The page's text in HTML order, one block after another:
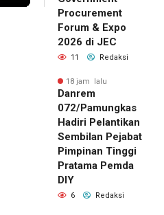
Procurement
Forum & Expo
2026 di JEC
11 Redaksi
18 jam lalu
Danrem
072/Pamungkas
Hadiri Pelantikan
Sembilan Pejabat
Pimpinan Tinggi
Pratama Pemda
DIY
6 Redaksi